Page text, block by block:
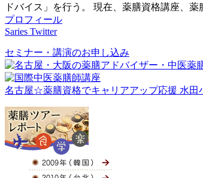
ドバイス」を行う。 現在、薬膳資格講座、
プロフィール
Saries Twitter
セミナー・講演のお申し込み
名古屋☆薬膳資格でキャリアアップ応援 水田